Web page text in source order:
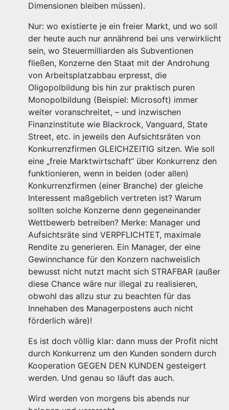
Dimensionen bleiben müssen).
Nur: wo existierte je ein freier Markt, und wo soll
der heute auch nur annährend bei uns verwirklicht
sein, wo Steuermilliarden als Subventionen
fließen, Konzerne den Staat mit der Androhung
von Arbeitsplatzabbau erpresst, die
Oligopolbildung bis hin zur praktisch puren
Monopolbildung (Beispiel: Microsoft) immer
weiter voranschreitet, – und inzwischen
Finanzinstitute wie Blackrock, Vanguard, State
Street, etc. in jeweils den Aufsichtsräten von
Konkurrenzfirmen GLEICHZEITIG sitzen. Wie soll
eine „freie Marktwirtschaft“ über Konkurrenz den
funktionieren, wenn in beiden (oder allen)
Konkurrenzfirmen (einer Branche) der gleiche
Interessent maßgeblich vertreten ist? Warum
sollten solche Konzerne denn gegeneinander
Wettbewerb betreiben? Merke: Manager und
Aufsichtsräte sind VERPFLICHTET, maximale
Rendite zu generieren. Ein Manager, der eine
Gewinnchance für den Konzern nachweislich
bewusst nicht nutzt macht sich STRAFBAR (außer
diese Chance wäre nur illegal zu realisieren,
obwohl das allzu stur zu beachten für das
Innehaben des Managerpostens auch nicht
förderlich wäre)!
Es ist doch völlig klar: dann muss der Profit nicht
durch Konkurrenz um den Kunden sondern durch
Kooperation GEGEN DEN KUNDEN gesteigert
werden. Und genau so läuft das auch.
Wird werden von morgens bis abends nur